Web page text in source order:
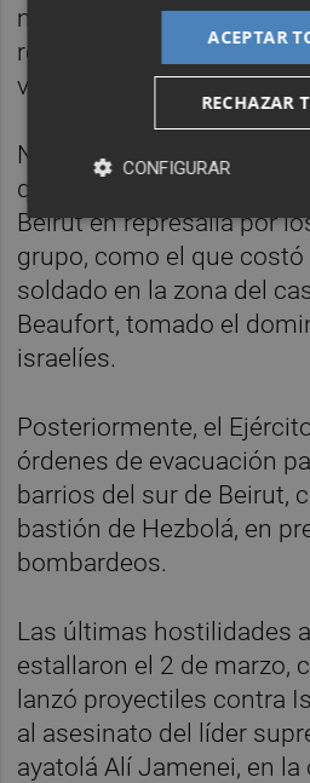
mentes del mundo".
reemplazaremos al
volveremos a gobernar
Netanyahu ha anunciado
que había dado orden de
Beirut en represalia por
grupo, como el que costó
soldado en la zona del
Beaufort, tomado el
israelíes.
Posteriormente, el
órdenes de evacuación
barrios del sur de Beirut,
bastión de Hezbolá, en
bombardeos.
Las últimas hostilidades
estallaron el 2 de marzo,
lanzó proyectiles contra
al asesinato del líder
ayatolá Alí Jamenei, en la
ACEPTAR
RECHAZAR
CONFIGURAR